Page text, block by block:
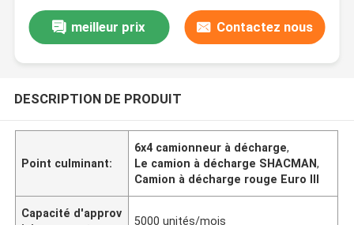
meilleur prix Contactez nous
DESCRIPTION DE PRODUIT
Point culminant:
6x4 camionneur à décharge,
Le camion à décharge SHACMAN,
Camion à décharge rouge Euro III
Capacité d'approv
5000 unités/mois